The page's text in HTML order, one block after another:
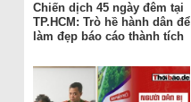
Chiến dịch 45 ngày đêm tại
TP.HCM: Trò hề hành dân để
làm đẹp báo cáo thành tích